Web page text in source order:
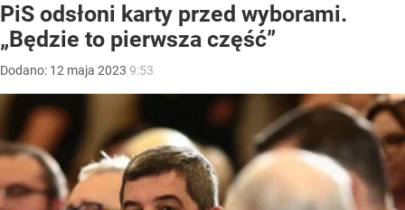
PiS odsłoni karty przed wyborami.
„Będzie to pierwsza część”
Dodano: 12 maja 2023 9:53